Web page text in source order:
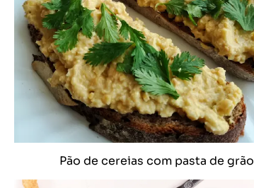
Pão de cereias com pasta de grão